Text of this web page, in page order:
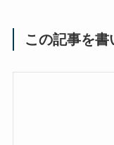
この記事を書